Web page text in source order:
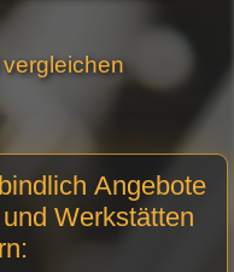
Angebote
Werkstätten